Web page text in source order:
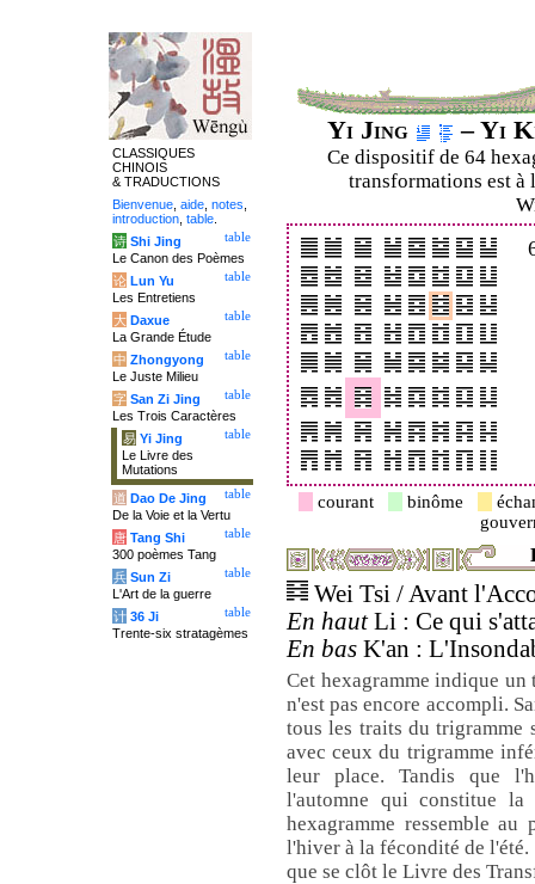
Yi Jing – Yi
Ce dispositif de 64
transformations est à
courant binôme
Wei Tsi / Avant
En hautLi : Ce qui
En bas K'an :
Cet hexagramme indique un
n'est pas encore accompli.
tous les traits du trigramme
avec ceux du trigramme
leur place. Tandis que
l'automne qui constitue
hexagramme ressemble
l'hiver à la fécondité de
que se clôt le Livre des
CLASSIQUES
CHINOIS
& TRADUCTIONS
Bienvenue aide notes
introduction table
table
诗 Shi Jing
Le Canon des Poèmes
table
论 Lun Yu
Les Entretiens
table
大 Daxue
La Grande Étude
table
中 Zhongyong
Le Juste Milieu
table
字 San Zi Jing
Les Trois Caractères
table
易 Yi Jing
Le Livre des
Mutations
table
道 Dao De Jing
De la Voie et la Vertu
table
唐 Tang Shi
300 poèmes Tang
table
兵 Sun Zi
L'Art de la guerre
table
计 36 Ji
Trente-six stratagèmes